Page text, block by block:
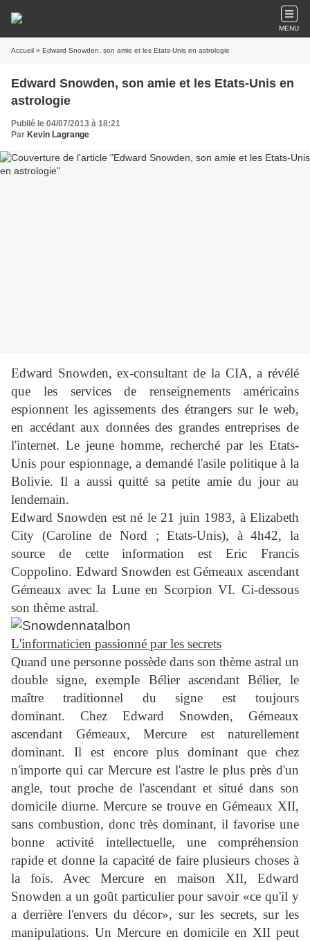
MENU
Accueil » Edward Snowden, son amie et les Etats-Unis en astrologie
Edward Snowden, son amie et les Etats-Unis en
astrologie
Publié le 04/07/2013 à 18:21
Par Kevin Lagrange
Edward Snowden, ex-consultant de la CIA, a révélé
que les services de renseignements américains
espionnent les agissements des étrangers sur le web,
en accédant aux données des grandes entreprises de
l'internet. Le jeune homme, recherché par les Etats-
Unis pour espionnage, a demandé l'asile politique à la
Bolivie. Il a aussi quitté sa petite amie du jour au
lendemain.
Edward Snowden est né le 21 juin 1983, à Elizabeth
City (Caroline de Nord ; Etats-Unis), à 4h42, la
source de cette information est Eric Francis
Coppolino. Edward Snowden est Gémeaux ascendant
Gémeaux avec la Lune en Scorpion VI. Ci-dessous
son thème astral.
L'informaticien passionné par les secrets
Quand une personne possède dans son thème astral un
double signe, exemple Bélier ascendant Bélier, le
maître traditionnel du signe est toujours
dominant.
Chez Edward Snowden, Gémeaux
ascendant Gémeaux, Mercure est naturellement
dominant. Il est encore plus dominant que chez
n'importe qui car Mercure est l'astre le plus près d'un
angle, tout proche de l'ascendant et situé dans son
domicile diurne.Mercure se trouve en Gémeaux XII,
sans combustion, donc très dominant, il favorise une
bonne activité intellectuelle, une compréhension
rapide et donne la capacité de faire plusieurs choses à
la fois. Avec Mercure en maison XII, Edward
Snowden a un goût particulier pour savoir «ce qu'il y
a derrière l'envers du décor», sur les secrets, sur les
manipulations. Un Mercure en domicile en XII peut